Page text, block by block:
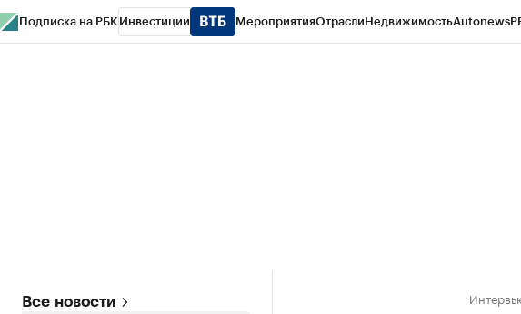
Подписка на РБК Инвестиции МероприятияОтраслиНедвижимостьAutonews
Все новости